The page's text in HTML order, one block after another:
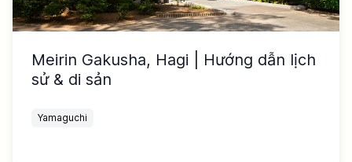
Meirin Gakusha, Hagi | Hướng dẫn lịch
sử & di sản
Yamaguchi